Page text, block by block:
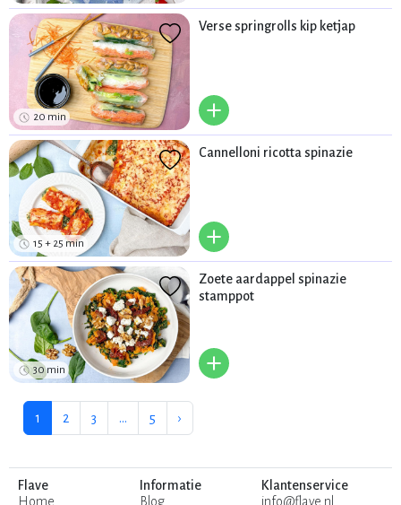
20 min
Verse springrolls kip ketjap
+
15 + 25 min
Cannelloni ricotta spinazie
+
30 min
Zoete aardappel spinazie
stamppot
+
1 2 3 ... 5 ›
Flave
Home
Informatie
Blog
Klantenservice
info@flave.nl